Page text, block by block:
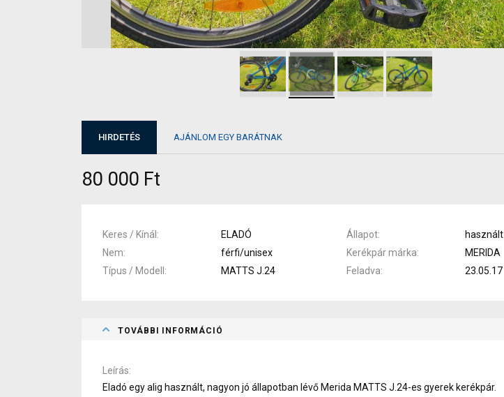
HIRDETÉS AJÁNLOM EGY BARÁTNAK
80 000 Ft
Keres / Kínál ELADÓ Állapot
használt
Nem
férfi/unisex Kerékpár márka
MERIDA
Típus / Modell
MATTS J.24 Feladva 23.05.17
TOVÁBBI INFORMÁCIÓ
Leírás
Eladó egy alig használt, nagyon jó állapotban lévő Merida MATTS J.24-es gyerek kerékpár.